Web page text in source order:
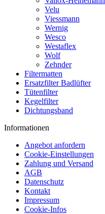
Velu
Viessmann
Wernig
Wesco
Westaflex
Wolf
Zehnder
Filtermatten
Ersatzfilter Badlüfter
Tütenfilter
Kegelfilter
Dichtungsband
Informationen
Angebot anfordern
Cookie-Einstellungen
Zahlung und Versand
AGB
Datenschutz
Kontakt
Impressum
Cookie-Infos